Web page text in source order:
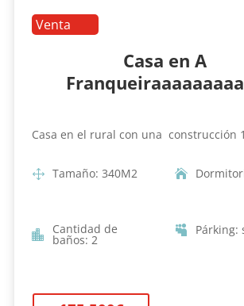
Venta
Casa en A
Casa en el rural con una construcción
Tamaño: 340M2
Cantidad de
baños: 2
Párking: